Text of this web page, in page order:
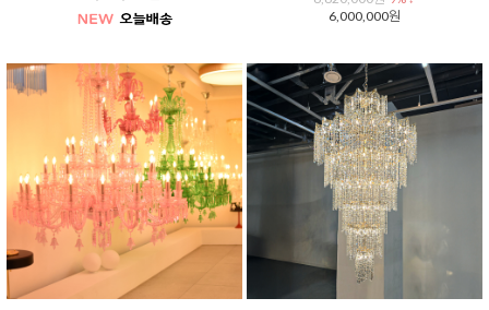
6,000,000원